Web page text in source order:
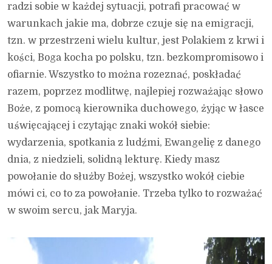
radzi sobie w każdej sytuacji, potrafi pracować w
warunkach jakie ma, dobrze czuje się na emigracji,
tzn. w przestrzeni wielu kultur, jest Polakiem z krwi i
kości, Boga kocha po polsku, tzn. bezkompromisowo i
ofiarnie. Wszystko to można rozeznać, poskładać
razem, poprzez modlitwę, najlepiej rozważając słowo
Boże, z pomocą kierownika duchowego, żyjąc w łasce
uświęcającej i czytając znaki wokół siebie:
wydarzenia, spotkania z ludźmi, Ewangelię z danego
dnia, z niedzieli, solidną lekturę. Kiedy masz
powołanie do służby Bożej, wszystko wokół ciebie
mówi ci, co to za powołanie. Trzeba tylko to rozważać
w swoim sercu, jak Maryja.